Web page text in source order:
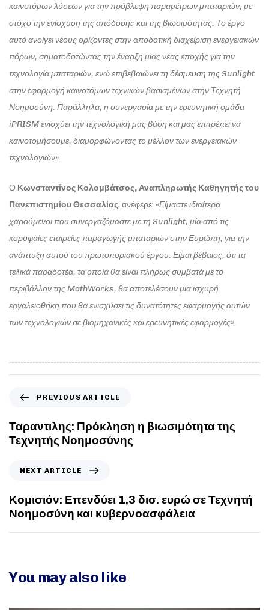
καινοτόμων λύσεων για την πρόβλεψη παραμέτρων μπαταριών, με
στόχο τηνενίσχυση της απόδοσης και της βιωσιμότητας. Το έργο
αυτό ανοίγει νέους ορίζοντες στην αποδοτική διαχείριση ενεργειακών
πόρων, σηματοδοτώντας την έναρξη μιας νέας εποχής για την
τεχνολογία μπαταριών, ενώ επιβεβαιώνει τη δέσμευση της Sunlight
στην εφαρμογή καινοτόμων τεχνικών βασισμένων στην Τεχνητή
Νοημοσύνη. Παράλληλα, η συνεργασία με την ερευνητική ομάδα
iPRISMενισχύει την τεχνολογική μας βάση και μας επιτρέπει να
καινοτομήσουμε, διαμορφώνοντας το μέλλον των ενεργειακών
τεχνολογιών».
Ο Κωνσταντίνος Κολομβάτσος,Αναπληρωτής Καθηγητής του
Πανεπιστημίου Θεσσαλίας, ανέφερε: «Είμαστε ιδιαίτερα
χαρούμενοι που συνεργαζόμαστε με τη Sunlight, μία από τις
κορυφαίες εταιρείες παραγωγής μπαταριών στην Ευρώπη, για την
ανάπτυξη αυτού του πρωτοποριακού έργου. Είμαι βέβαιος, ότι τα
τελικά παραδοτέα, τα οποία θα είναι πλήρως συμβατά με το
περιβάλλον της MathWorks, θα αποτελέσουν μια ισχυρή
εργαλειοθήκη που θα ενισχύσει τις δυνατότητες εφαρμογής αυτών
των τεχνολογιών σε βιομηχανικές και ερευνητικές εφαρμογές».
PREVIOUS ARTICLE
Ταραντιλης: Πρόκληση η βιωσιμότητα της
Τεχνητής Νοημοσύνης
NEXT ARTICLE
Κομισιόν: Επενδύει 1,3 δισ. ευρώ σε Τεχνητή
Νοημοσύνη και κυβερνοασφάλεια
You may also like